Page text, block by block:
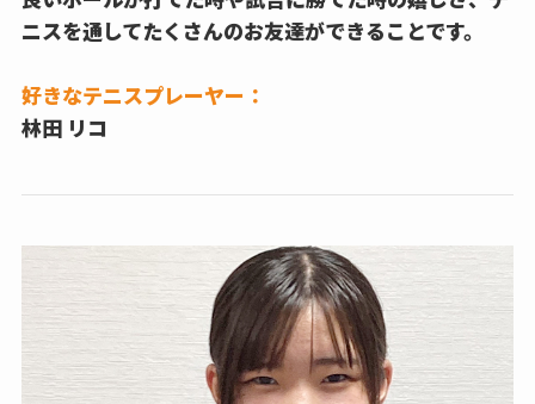
ニスを通してたくさんのお友達ができることです。
好きなテニスプレーヤー：
林田 リコ